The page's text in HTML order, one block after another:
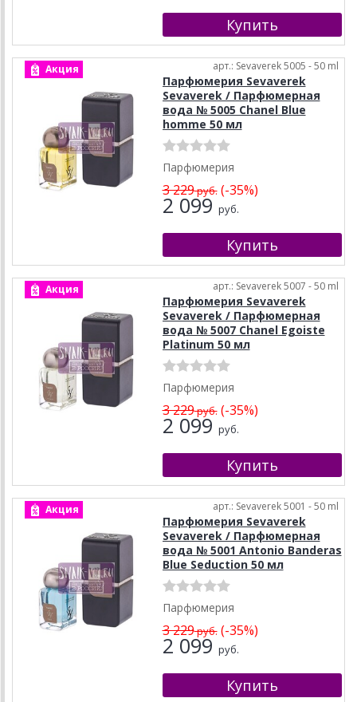
Акция арт.: Sevaverek 5005 - 50 ml
Парфюмерия Sevaverek
Sevaverek / Парфюмерная
вода № 5005 Chanel Blue
homme 50 мл
Парфюмерия
3 229руб.(-35%)
2 099 руб.
Акция арт.: Sevaverek 5007 - 50 ml
Парфюмерия Sevaverek
Sevaverek / Парфюмерная
вода № 5007 Chanel Egoiste
Platinum 50 мл
Парфюмерия
3 229руб.(-35%)
2 099 руб.
Акция арт.: Sevaverek 5001 - 50 ml
Парфюмерия Sevaverek
Sevaverek / Парфюмерная
вода № 5001 Antonio Banderas
Blue Seduction 50 мл
Парфюмерия
3 229руб.(-35%)
2 099 руб.